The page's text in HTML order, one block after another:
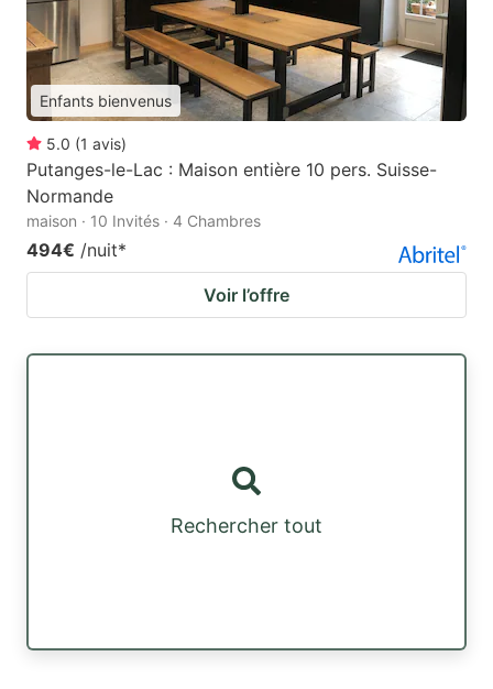
Enfants bienvenus
5.0 (1 avis)
Putanges-le-Lac : Maison entière 10 pers. Suisse-
Normande
maison · 10 Invités · 4 Chambres
494€ /nuit*
Voir l’offre
Rechercher tout